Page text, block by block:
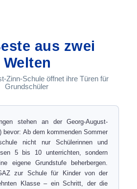
aus zwei
Welten
Zinn-Schule öffnet ihre Türen für
Grundschüler
stehen an der Georg-August-
bevor: Ab dem kommenden Sommer
nicht nur Schülerinnen und
5 bis 10 unterrichten, sondern
eigene Grundstufe beherbergen.
zur Schule für Kinder von der
Klasse – ein Schritt, der die